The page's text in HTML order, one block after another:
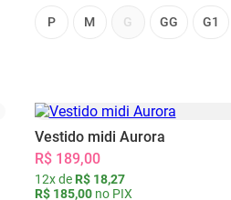
P M G GG G1
Vestido midi Aurora
R$ 189,00
12x de R$ 18,27
R$ 185,00no PIX